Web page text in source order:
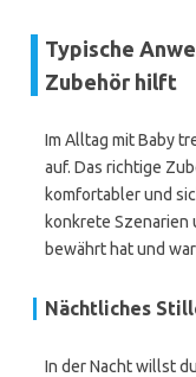
Typische
Zubehör hilft
Im Alltag mit Baby
auf. Das richtige
komfortabler und
konkrete Szenarien
bewährt hat und
Nächtliches
In der Nacht willst